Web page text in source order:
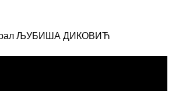
ЉУБИША ДИКОВИЋ